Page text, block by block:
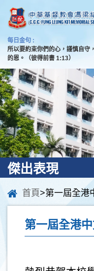
每日金句 :
所以要約束你們的心，謹慎自守
的恩。（彼得前書 1:13）
傑出表現
首頁>第一屆全港
第一屆全港